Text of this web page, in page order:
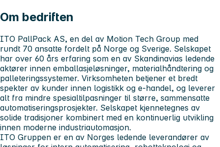
Om bedriften
ITO PallPack AS, en del av Motion Tech Group med
rundt 70 ansatte fordelt på Norge og Sverige. Selskapet
har over 60 års erfaring som en av Skandinavias ledende
aktører innen emballasjeløsninger, materialhåndtering og
palleteringssystemer. Virksomheten betjener et bredt
spekter av kunder innen logistikk og e-handel, og leverer
alt fra mindre spesialtilpasninger til større, sammensatte
automatiseringsprosjekter. Selskapet kjennetegnes av
solide tradisjoner kombinert med en kontinuerlig utvikling
innen moderne industriautomasjon.
ITO Gruppen er en av Norges ledende leverandører av